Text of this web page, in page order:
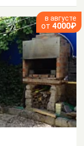
в августе
от 4000₽